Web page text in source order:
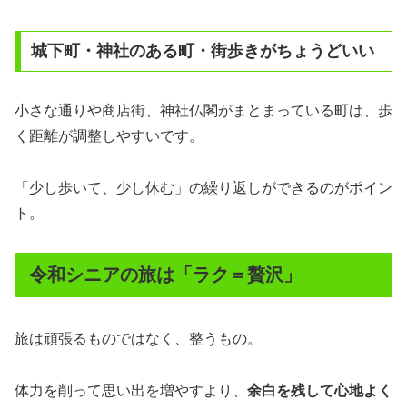
城下町・神社のある町・街歩きがちょうどいい
小さな通りや商店街、神社仏閣がまとまっている町は、歩
く距離が調整しやすいです。
「少し歩いて、少し休む」の繰り返しができるのがポイン
ト。
令和シニアの旅は「ラク＝贅沢」
旅は頑張るものではなく、整うもの。
体力を削って思い出を増やすより、 余白を残して心地よく